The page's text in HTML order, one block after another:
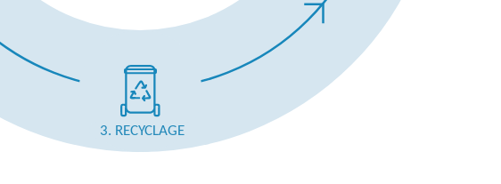
3. RECYCLAGE